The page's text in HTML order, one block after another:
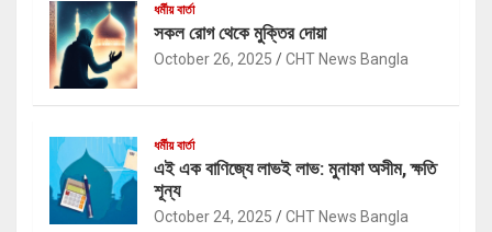
ধর্মীয় বার্তা
সকল রোগ থেকে মুক্তির দোয়া
October 26, 2025 CHT News Bangla
ধর্মীয় বার্তা
এই এক বাণিজ্যে লাভই লাভ: মুনাফা অসীম, ক্ষতি
শূন্য
October 24, 2025 CHT News Bangla